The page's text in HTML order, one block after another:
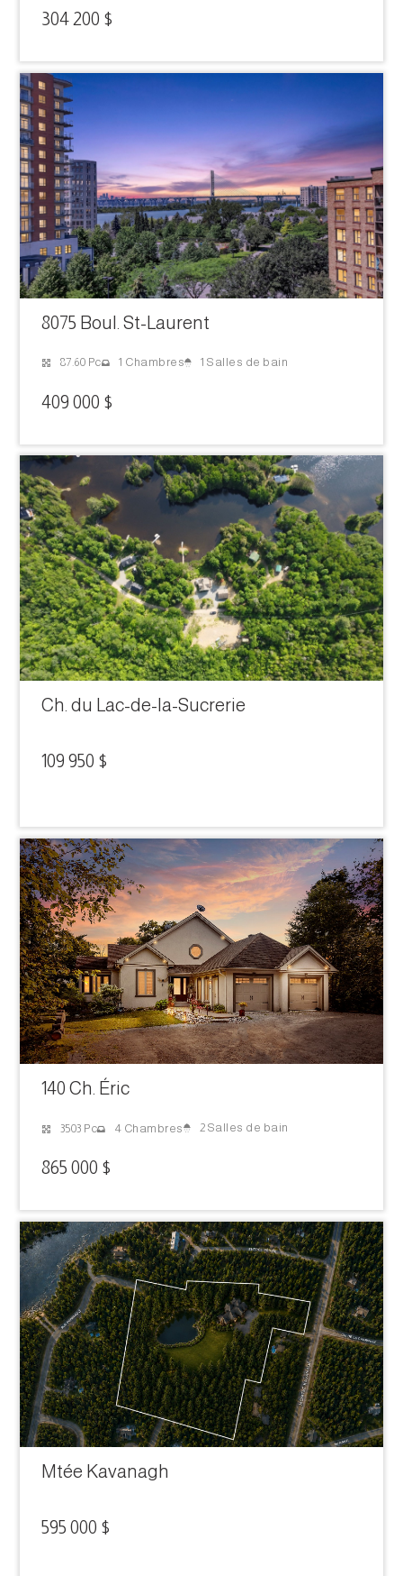
304 200 $
8075 Boul. St-Laurent
87.60 Pc 1 Chambres 1 Salles de bain
409 000 $
Ch. du Lac-de-la-Sucrerie
109 950 $
140 Ch. Éric
3503 Pc 4 Chambres 2 Salles de bain
865 000 $
Mtée Kavanagh
595 000 $